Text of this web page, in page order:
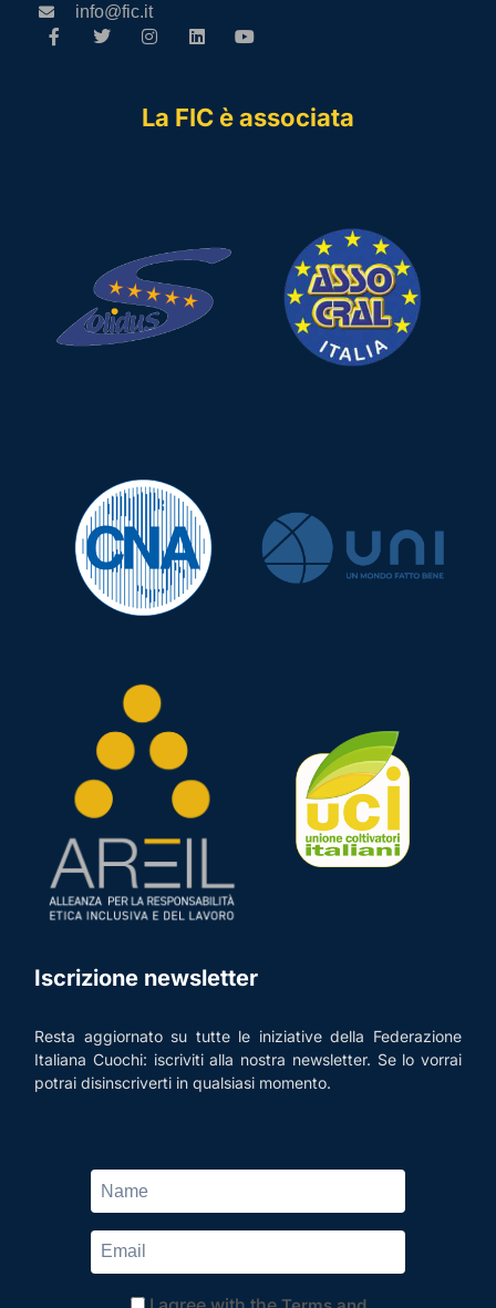
info@fic.it
La FIC è associata
Iscrizione newsletter
Resta aggiornato su tutte le iniziative della Federazione
Italiana Cuochi: iscriviti alla nostra newsletter. Se lo vorrai
potrai disinscriverti in qualsiasi momento.